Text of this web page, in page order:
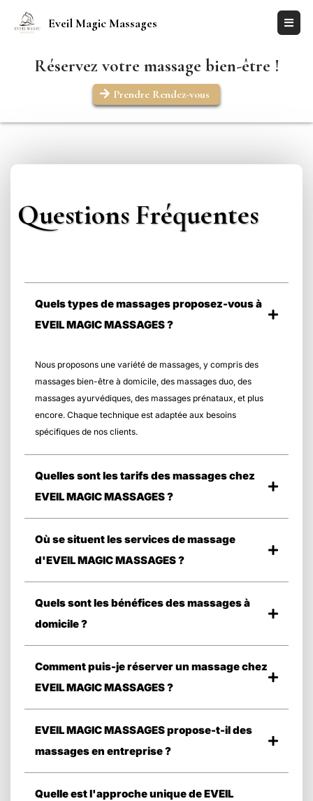
Eveil Magic Massages
Réservez votre massage bien-être !
Prendre Rendez-vous
Questions Fréquentes
Quels types de massages proposez-vous à
EVEIL MAGIC MASSAGES ?
Nous proposons une variété de massages, y compris des
massages bien-être à domicile, des massages duo, des
massages ayurvédiques, des massages prénataux, et plus
encore. Chaque technique est adaptée aux besoins
spécifiques de nos clients.
Quelles sont les tarifs des massages chez
EVEIL MAGIC MASSAGES ?
Où se situent les services de massage
d'EVEIL MAGIC MASSAGES ?
Quels sont les bénéfices des massages à
domicile ?
Comment puis-je réserver un massage chez
EVEIL MAGIC MASSAGES ?
EVEIL MAGIC MASSAGES propose-t-il des
massages en entreprise ?
Quelle est l'approche unique de EVEIL